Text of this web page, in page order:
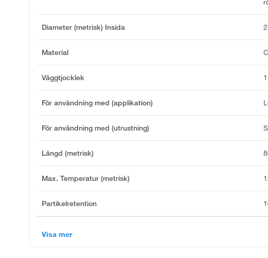
Diameter (metrisk) Insida
Material
Väggtjocklek
För användning med (applikation)
För användning med (utrustning)
Längd (metrisk)
Max. Temperatur (metrisk)
Partikelretention
Visa mer